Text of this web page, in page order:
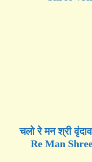
चलो रे मन श्री
Re Man